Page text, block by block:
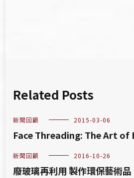
Related Posts
新聞回顧 2015-03-06
Face Threading: The Art of
新聞回顧 2016-10-26
廢玻璃再利用 製作環保藝術